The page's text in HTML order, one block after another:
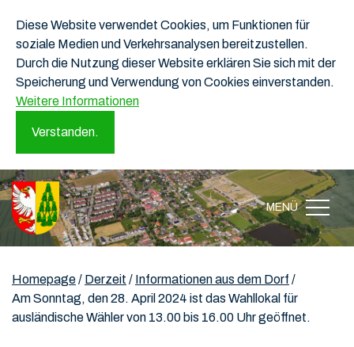
Diese Website verwendet Cookies, um Funktionen für
soziale Medien und Verkehrsanalysen bereitzustellen.
Durch die Nutzung dieser Website erklären Sie sich mit der
Speicherung und Verwendung von Cookies einverstanden.
Weitere Informationen
Verstanden.
MENÜ
Homepage/ Derzeit / Informationen aus dem Dorf /
Am Sonntag, den 28. April 2024 ist das Wahllokal für
ausländische Wähler von 13.00 bis 16.00 Uhr geöffnet.